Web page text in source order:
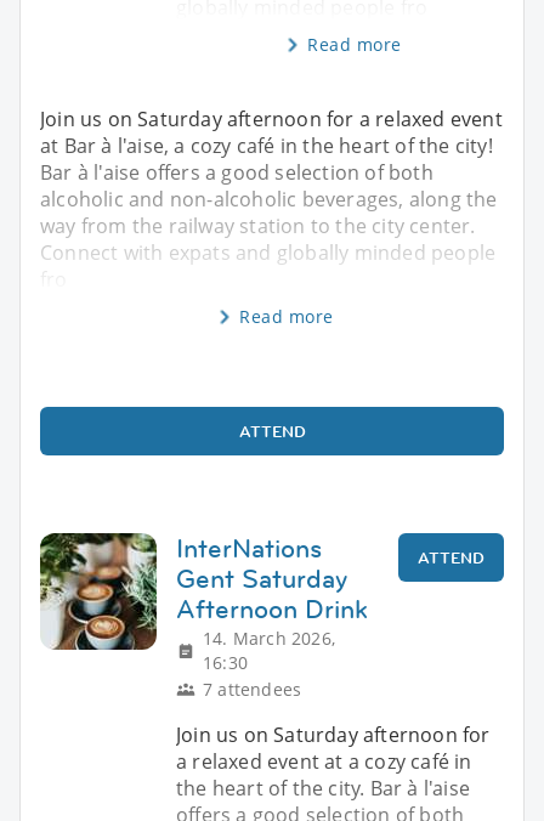
Read more
Join us on Saturday afternoon for a relaxed event
at Bar à l'aise, a cozy café in the heart of the city!
Bar à l'aise offers a good selection of both
alcoholic and non-alcoholic beverages, along the
way from the railway station to the city center.
Connect with expats and globally minded people
fro
Read more
ATTEND
InterNations
Gent Saturday
Afternoon Drink
14. March 2026,
16:30
7 attendees
ATTEND
Join us on Saturday afternoon for
a relaxed event at a cozy café in
the heart of the city. Bar à l'aise
offers a good selection of both